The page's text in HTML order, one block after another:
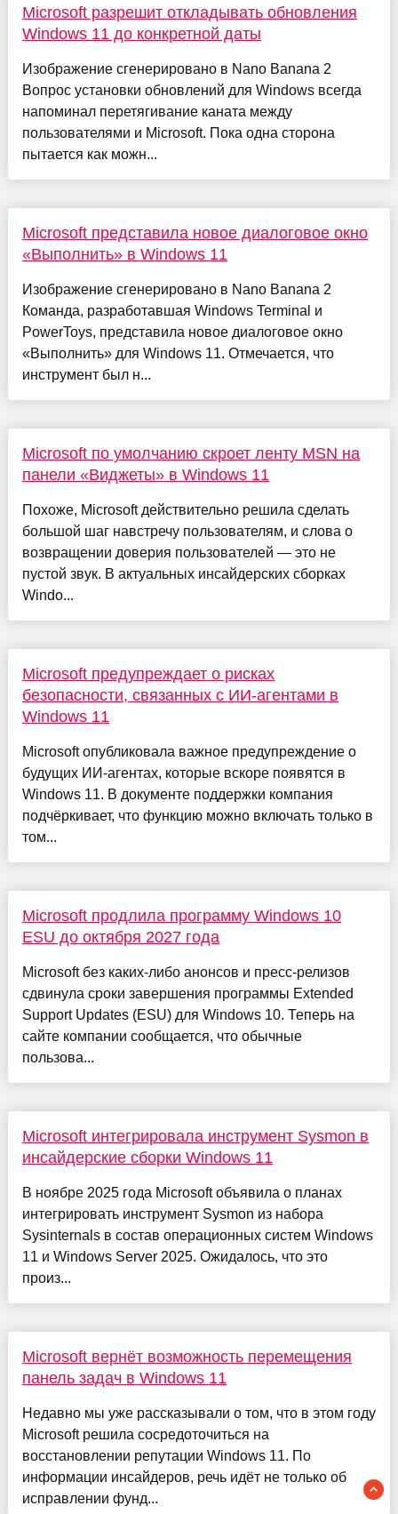
Microsoft разрешит откладывать обновления
Windows 11 до конкретной даты
Изображение сгенерировано в Nano Banana 2
Вопрос установки обновлений для Windows всегда
напоминал перетягивание каната между
пользователями и Microsoft. Пока одна сторона
пытается как можн...
Microsoft представила новое диалоговое окно
«Выполнить» в Windows 11
Изображение сгенерировано в Nano Banana 2
Команда, разработавшая Windows Terminal и
PowerToys, представила новое диалоговое окно
«Выполнить» для Windows 11. Отмечается, что
инструмент был н...
Microsoft по умолчанию скроет ленту MSN на
панели «Виджеты» в Windows 11
Похоже, Microsoft действительно решила сделать
большой шаг навстречу пользователям, и слова о
возвращении доверия пользователей — это не
пустой звук. В актуальных инсайдерских сборках
Windo...
Microsoft предупреждает о рисках
безопасности, связанных с ИИ-агентами в
Windows 11
Microsoft опубликовала важное предупреждение о
будущих ИИ-агентах, которые вскоре появятся в
Windows 11. В документе поддержки компания
подчёркивает, что функцию можно включать только в
том...
Microsoft продлила программу Windows 10
ESU до октября 2027 года
Microsoft без каких-либо анонсов и пресс-релизов
сдвинула сроки завершения программы Extended
Support Updates (ESU) для Windows 10. Теперь на
сайте компании сообщается, что обычные
пользова...
Microsoft интегрировала инструмент Sysmon в
инсайдерские сборки Windows 11
В ноябре 2025 года Microsoft объявила о планах
интегрировать инструмент Sysmon из набора
Sysinternals в состав операционных систем Windows
11 и Windows Server 2025. Ожидалось, что это
произ...
Microsoft вернёт возможность перемещения
панель задач в Windows 11
Недавно мы уже рассказывали о том, что в этом году
Microsoft решила сосредоточиться на
восстановлении репутации Windows 11. По
информации инсайдеров, речь идёт не только об
исправлении фунд...